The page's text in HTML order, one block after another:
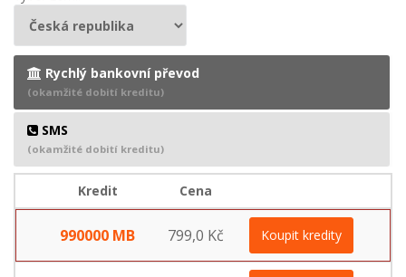
Rychlý bankovní převod
(okamžité dobití kreditu)
SMS
(okamžité dobití kreditu)
Kredit Cena
990000 MB 799,0 Kč Koupit kredity